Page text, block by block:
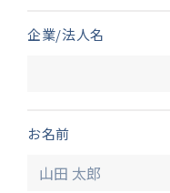
企業/法人名
お名前